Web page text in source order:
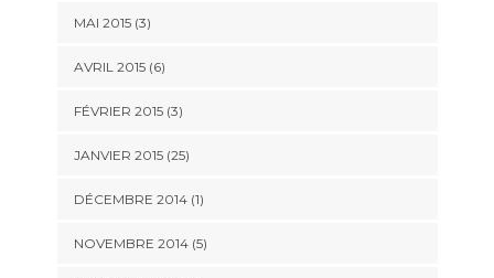
MAI 2015 (3)
AVRIL 2015 (6)
FÉVRIER 2015 (3)
JANVIER 2015 (25)
DÉCEMBRE 2014 (1)
NOVEMBRE 2014 (5)